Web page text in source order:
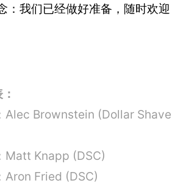
：我们已经做好准备，随时欢迎
Alec Brownstein (Dollar Shave
Matt Knapp (DSC)
Aron Fried (DSC)